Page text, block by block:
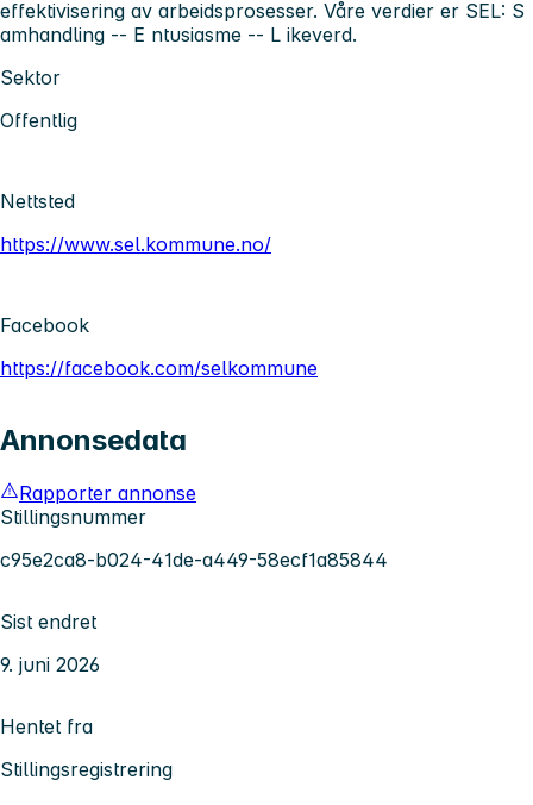
effektivisering av arbeidsprosesser. Våre verdier er SEL: S
amhandling -- E ntusiasme -- L ikeverd.
Sektor
Offentlig
Nettsted
https://www.sel.kommune.no/
Facebook
https://facebook.com/selkommune
Annonsedata
Rapporter annonse
Stillingsnummer
c95e2ca8-b024-41de-a449-58ecf1a85844
Sist endret
9. juni 2026
Hentet fra
Stillingsregistrering